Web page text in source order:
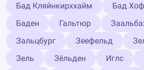
Бад Кляйнкирххайм
Бад
Баден
Гальтюр
Зальцбург
Зеефельд
Зель
Зёльден Иглс